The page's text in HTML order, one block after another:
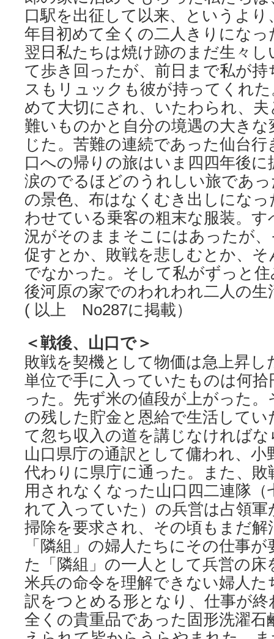
口駅を出征して以来、というよ
年目初めて全くの二人きりにな
翌日私たちは焼け跡のまだ生々
て歩き回ったが、前日まで私が
スもリュックも彼が持ってくれ
めて大切にされ、いたわられ、
難いものかと自分の境遇の大き
じた。苦難の連続であった仙台
口への帰りの旅はいま四四年後
涙のでるほどのうれしい旅であ
の景色、布はなくむき出しにな
わせている乗客の粗末な服装。す
況がそのままそこにはあったが
促すとか、敗戦を悲しむとか、
でなかった。そして私がずっと
後河原の家でのわれわれ二人の生
( 以上 No287に掲載）
＜戦後、山口で＞
敗戦を契機として物価は急上昇
単位で手に入っていたものは何
った。先ず米の値段が上がった
の残した貯金と恩給で生活して
て忽ち収入の道を講じなければ
山口県庁の通訳として傭われ、小
代わりに県庁に通った。また、敗
用されなくなった山口四二連隊（
れて入っていた）の兵営は占領
掃除を要求され、その頃もまだ
「隣組」の婦人たちにその仕事
た「隣組」の一人として兵営の
米兵の命令を理解できない婦人た
訳をつとめる形となり、仕事が
全くの貴重品であった固形洗濯石